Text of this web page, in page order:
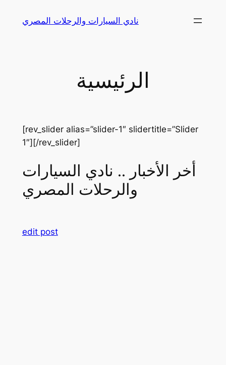
نادي السيارات والرحلات المصري
الرئيسية
[rev_slider alias=”slider-1″ slidertitle=”Slider
1″][/rev_slider]
أخر الأخبار .. نادي السيارات
والرحلات المصري
edit post